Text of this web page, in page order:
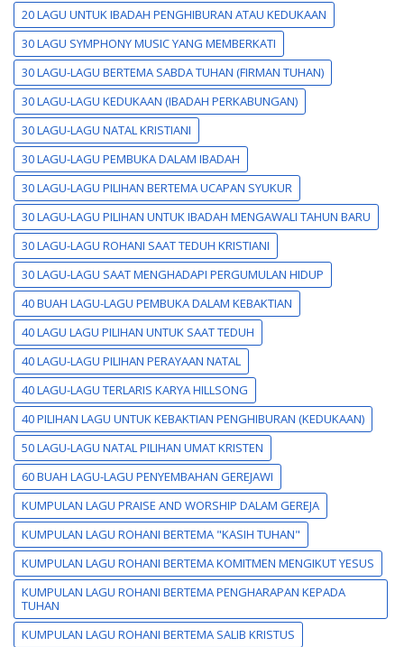
20 LAGU UNTUK IBADAH PENGHIBURAN ATAU KEDUKAAN
30 LAGU SYMPHONY MUSIC YANG MEMBERKATI
30 LAGU-LAGU BERTEMA SABDA TUHAN (FIRMAN TUHAN)
30 LAGU-LAGU KEDUKAAN (IBADAH PERKABUNGAN)
30 LAGU-LAGU NATAL KRISTIANI
30 LAGU-LAGU PEMBUKA DALAM IBADAH
30 LAGU-LAGU PILIHAN BERTEMA UCAPAN SYUKUR
30 LAGU-LAGU PILIHAN UNTUK IBADAH MENGAWALI TAHUN BARU
30 LAGU-LAGU ROHANI SAAT TEDUH KRISTIANI
30 LAGU-LAGU SAAT MENGHADAPI PERGUMULAN HIDUP
40 BUAH LAGU-LAGU PEMBUKA DALAM KEBAKTIAN
40 LAGU LAGU PILIHAN UNTUK SAAT TEDUH
40 LAGU-LAGU PILIHAN PERAYAAN NATAL
40 LAGU-LAGU TERLARIS KARYA HILLSONG
40 PILIHAN LAGU UNTUK KEBAKTIAN PENGHIBURAN (KEDUKAAN)
50 LAGU-LAGU NATAL PILIHAN UMAT KRISTEN
60 BUAH LAGU-LAGU PENYEMBAHAN GEREJAWI
KUMPULAN LAGU PRAISE AND WORSHIP DALAM GEREJA
KUMPULAN LAGU ROHANI BERTEMA "KASIH TUHAN"
KUMPULAN LAGU ROHANI BERTEMA KOMITMEN MENGIKUT YESUS
KUMPULAN LAGU ROHANI BERTEMA PENGHARAPAN KEPADA
TUHAN
KUMPULAN LAGU ROHANI BERTEMA SALIB KRISTUS